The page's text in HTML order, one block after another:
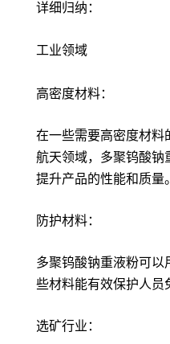
详细归纳：
工业领域
高密度材料：
在一些需要高密度材料
航天领域，多聚钨酸钠
提升产品的性能和质量。
防护材料：
多聚钨酸钠重液粉可以
些材料能有效保护人员
选矿行业：